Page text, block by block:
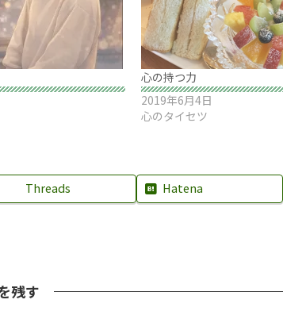
心の持つ力
2019年6月4日
心のタイセツ
Threads Hatena
残す